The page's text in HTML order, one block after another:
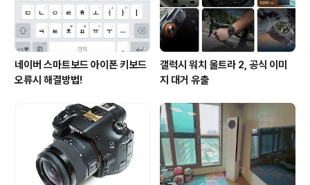
네이버 스마트보드 아이폰 키보드
오류시 해결방법!
갤럭시 워치 울트라 2, 공식 이미
지 대거 유출